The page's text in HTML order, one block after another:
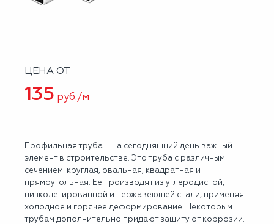
ЦЕНА ОТ
135 руб./м
Профильная труба – на сегодняшний день важный
элемент в строительстве. Это труба с различным
сечением: круглая, овальная, квадратная и
прямоугольная. Её производят из углеродистой,
низколегированной и нержавеющей стали, применяя
холодное и горячее деформирование. Некоторым
трубам дополнительно придают защиту от коррозии.